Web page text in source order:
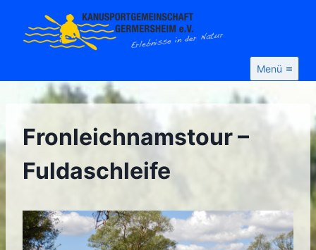
Inhalt
springen
Menü
Fronleichnamstour –
Fuldaschleife